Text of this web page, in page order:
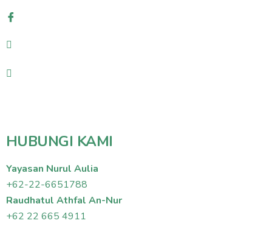
HUBUNGI KAMI
Yayasan Nurul Aulia
+62-22-6651788
Raudhatul Athfal An-Nur
+62 22 665 4911